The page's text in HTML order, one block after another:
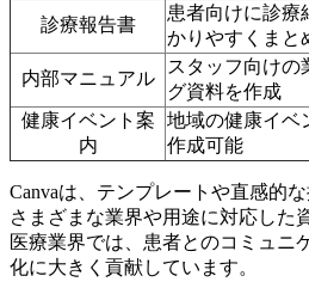
診療報告書
患者向けに診療
かりやすくまと
内部マニュアル
スタッフ向けの
グ資料を作成
健康イベント案
内
地域の健康イベ
作成可能
Canvaは、テンプレートや直感的
さまざまな業界や用途に対応した
医療業界では、患者とのコミュニ
化に大きく貢献しています。